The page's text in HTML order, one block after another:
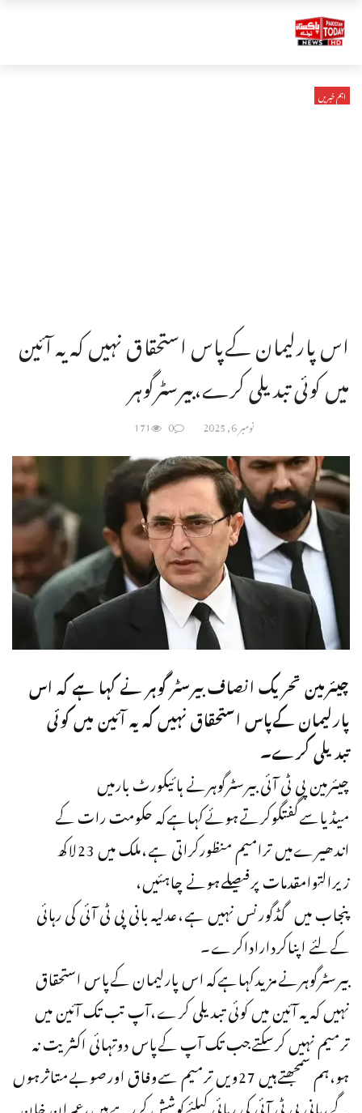
اہم خبریں
اس پارلیمان کےپاس استحقاق نہیں کہ یہ آئین
میں کوئی تبدیلی کرے،بیرسٹرگوہر
نومبر 6, 2025 0
171
چیئرمین تحریک انصاف بیرسٹر گوہر نے کہا ہے کہ اس
پارلیمان کےپاس استحقاق نہیں کہ یہ آئین میں کوئی
تبدیلی کرے۔
چیئرمین پی ٹی آئی بیرسٹرگوہرنے ہائیکورٹ بارمیں
میڈیاسےگفتگوکرتےہوئےکہاہےکہ حکومت رات کے
اندھیرےمیں ترامیم منظورکراتی ہے،ملک میں 23لاکھ
زیرالتوامقدمات پرفیصلےہونے چاہئیں،
پنجاب میں گڈگورنس نہیں ہے،عدلیہ بانی پی ٹی آئی کی رہائی
کےلئے اپناکرداراداکرے۔
بیرسٹرگوہرنےمزیدکہاہےکہ اس پارلیمان کےپاس استحقاق
نہیں کہ یہ آئین میں کوئی تبدیلی کرے،آپ تب تک آئین میں
ترمیم نہیں کرسکتےجب تک آپ کےپاس دوتہائی اکثریت نہ
ہو،ہم سمجھتےہیں 27ویں ترمیم سےوفاق اورصوبےمتاثرہوں